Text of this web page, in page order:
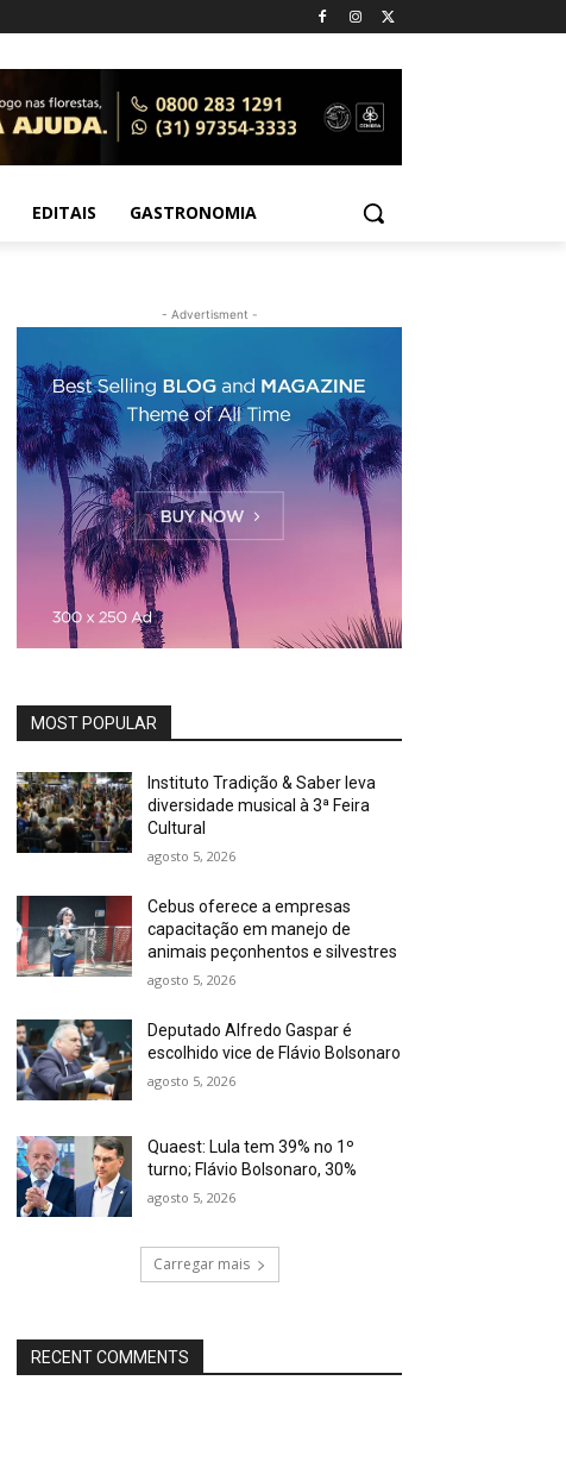
EDITAIS GASTRONOMIA
- Advertisment -
MOST POPULAR
Instituto Tradição & Saber leva
diversidade musical à 3ª Feira
Cultural
agosto 5, 2026
Cebus oferece a empresas
capacitação em manejo de
animais peçonhentos e silvestres
agosto 5, 2026
Deputado Alfredo Gaspar é
escolhido vice de Flávio Bolsonaro
agosto 5, 2026
Quaest: Lula tem 39% no 1º
turno; Flávio Bolsonaro, 30%
agosto 5, 2026
Carregar mais
RECENT COMMENTS